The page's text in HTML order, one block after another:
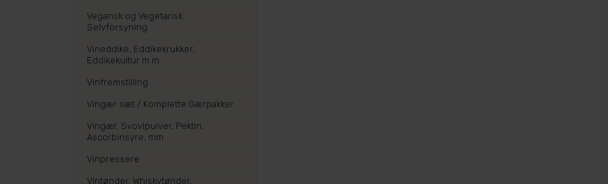
Vegansk og Vegetarisk
Selvforsyning
Vineddike, Eddikekrukker,
Eddikekultur m.m.
Vinfremstilling
Vingær sæt / Komplette Gærpakker
Vingær, Svovlpulver, Pektin,
Ascorbinsyre, mm
Vinpressere
Vintønder, Whiskytønder,